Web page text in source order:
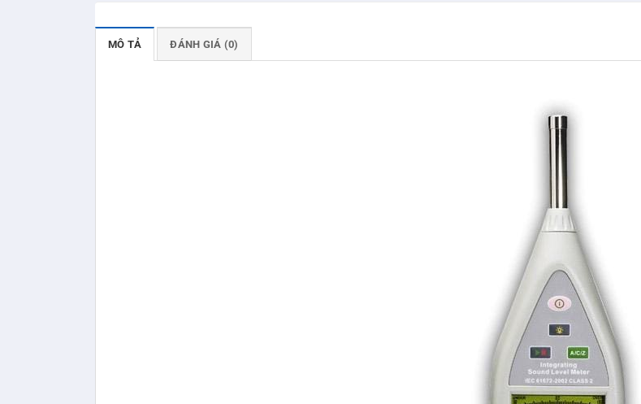
MÔ TẢ ĐÁNH GIÁ (0)